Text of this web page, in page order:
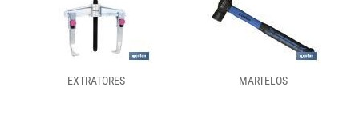
EXTRATORES MARTELOS